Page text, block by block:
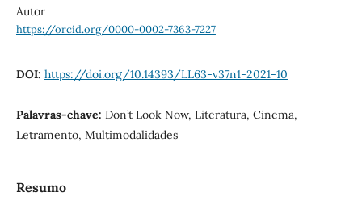
Autor
https://orcid.org/0000-0002-7363-7227
DOI: https://doi.org/10.14393/LL63-v37n1-2021-10
Palavras-chave: Don’t Look Now, Literatura, Cinema,
Letramento, Multimodalidades
Resumo